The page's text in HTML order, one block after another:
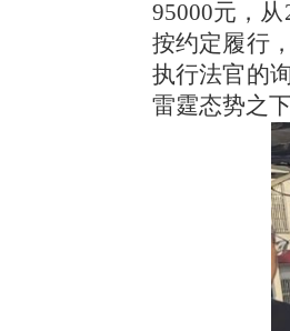
95000元，
按约定履行
执行法官的
雷霆态势之